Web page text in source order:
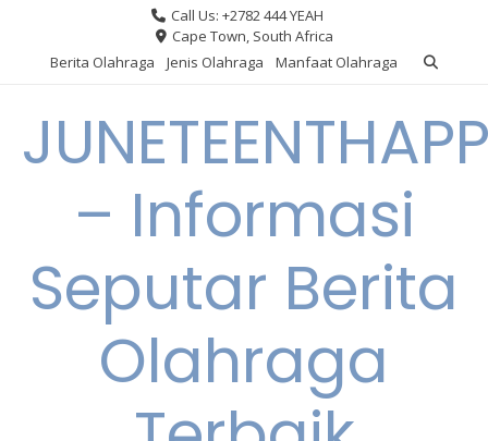
content
Call Us: +2782 444 YEAH
Cape Town, South Africa
Berita Olahraga
Jenis Olahraga Manfaat Olahraga
– Informasi
Seputar Berita
Olahraga